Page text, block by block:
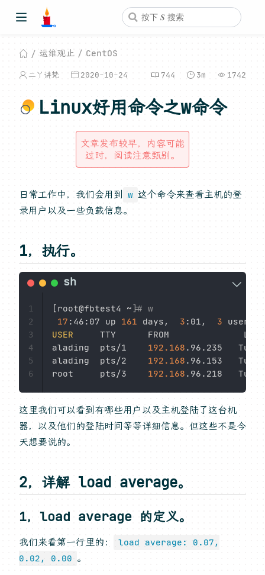
运维观止 CentOS
二丫讲梵 2020-10-24 744 3m 1742
Linux好用命令之w命令
文章发布较早，内容可能
过时，阅读注意甄别。
日常工作中，我们会用到 w 这个命令来查看主机的登
录用户以及一些负载信息。
1，执行。
[root@fbtest4 ~]# w
17 :46:07 up 161 days, 3 :01, 3 users,
USER
TTY      FROM
alading  pts/1 192.168 .96.235
alading  pts/2 192.168 .96.153
root     pts/3 192.168 .96.218
1
2
3
4
5
6
这里我们可以看到有哪些用户以及主机登陆了这台机
器，以及他们的登陆时间等等详细信息。但这些不是今
天想要说的。
2，详解 load average。
1，load average 的定义。
我们来看第一行里的：
load average: 0.07,
0.02, 0.00 。